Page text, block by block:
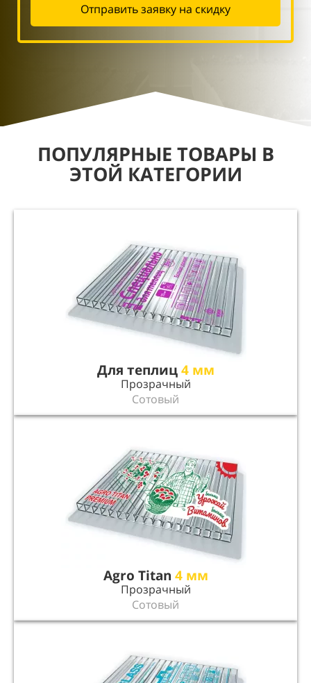
Отправить заявку на скидку
ПОПУЛЯРНЫЕ ТОВАРЫ В
ЭТОЙ КАТЕГОРИИ
Для теплиц4 мм
Прозрачный
Сотовый
Agro Titan 4 мм
Прозрачный
Сотовый